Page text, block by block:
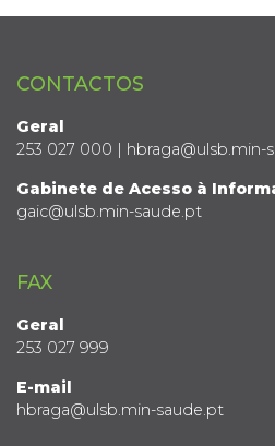
CONTACTOS
Geral
253 027 000 | hbraga@ulsb.min-
Gabinete de Acesso à
gaic@ulsb.min-saude.pt
FAX
Geral
253 027 999
E-mail
hbraga@ulsb.min-saude.pt